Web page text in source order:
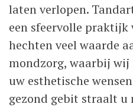
laten verlopen.
een sfeervolle praktijk
hechten veel waarde
mondzorg, waarbij
uw esthetische
gezond gebit straalt u